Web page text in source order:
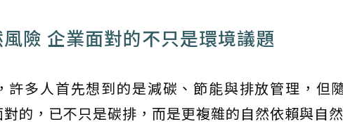
險 企業面對的不只是環境議題
，許多人首先想到的是減碳、節能與排放管理，但
的，已不只是碳排，而是更複雜的自然依賴與自